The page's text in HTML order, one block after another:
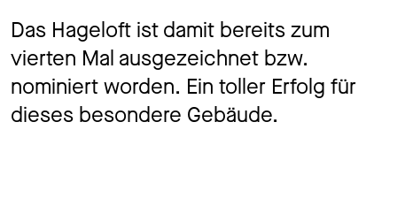
Das Hageloft ist damit bereits zum
vierten Mal ausgezeichnet bzw.
nominiert worden. Ein toller Erfolg für
dieses besondere Gebäude.